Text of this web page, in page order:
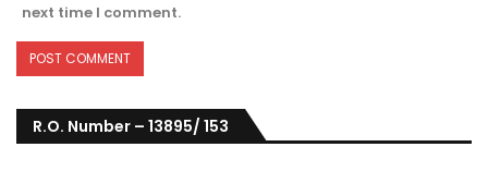
next time I comment.
R.O. Number – 13895/ 153